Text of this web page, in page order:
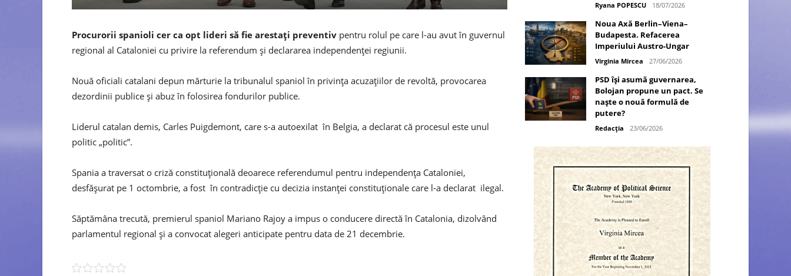
Procurorii spanioli cer ca opt lideri să fie arestați preventiv pentru rolul pe care l-au avut în guvernul
regional al Cataloniei cu privire la referendum și declararea independenței regiunii.
Nouă oficiali catalani depun mărturie la tribunalul spaniol în privința acuzațiilor de revoltă, provocarea
dezordinii publice și abuz în folosirea fondurilor publice.
Liderul catalan demis, Carles Puigdemont, care s-a autoexilat în Belgia, a declarat că procesul este unul
politic „politic”.
Spania a traversat o criză constituțională deoarece referendumul pentru independența Cataloniei,
desfășurat pe 1 octombrie, a fost în contradicție cu decizia instanței constituționale care l-a declarat ilegal.
Săptămâna trecută, premierul spaniol Mariano Rajoy a impus o conducere directă în Catalonia, dizolvând
parlamentul regional și a convocat alegeri anticipate pentru data de 21 decembrie.
Ryana POPESCU 18/07/2026
Noua Axă Berlin–Viena–
Budapesta. Refacerea
Imperiului Austro-Ungar
Virginia Mircea 27/06/2026
PSD își asumă guvernarea,
Bolojan propune un pact. Se
naște o nouă formulă de
putere?
Redacția 23/06/2026